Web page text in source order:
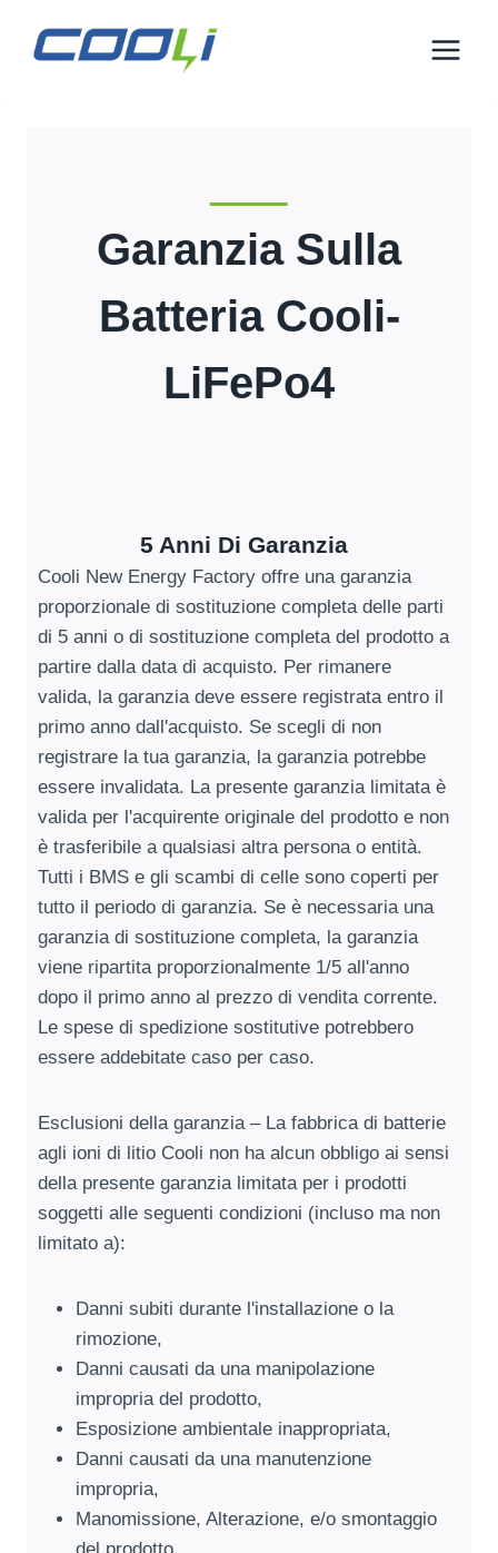
Garanzia Sulla
Batteria Cooli-
LiFePo4
5 Anni Di Garanzia
Cooli New Energy Factory offre una garanzia
proporzionale di sostituzione completa delle parti
di 5 anni o di sostituzione completa del prodotto a
partire dalla data di acquisto. Per rimanere
valida, la garanzia deve essere registrata entro il
primo anno dall'acquisto. Se scegli di non
registrare la tua garanzia, la garanzia potrebbe
essere invalidata. La presente garanzia limitata è
valida per l'acquirente originale del prodotto e non
è trasferibile a qualsiasi altra persona o entità.
Tutti i BMS e gli scambi di celle sono coperti per
tutto il periodo di garanzia. Se è necessaria una
garanzia di sostituzione completa, la garanzia
viene ripartita proporzionalmente 1/5 all'anno
dopo il primo anno al prezzo di vendita corrente.
Le spese di spedizione sostitutive potrebbero
essere addebitate caso per caso.
Esclusioni della garanzia – La fabbrica di batterie
agli ioni di litio Cooli non ha alcun obbligo ai sensi
della presente garanzia limitata per i prodotti
soggetti alle seguenti condizioni (incluso ma non
limitato a):
Danni subiti durante l'installazione o la
rimozione,
Danni causati da una manipolazione
impropria del prodotto,
Esposizione ambientale inappropriata,
Danni causati da una manutenzione
impropria,
Manomissione, Alterazione, e/o smontaggio